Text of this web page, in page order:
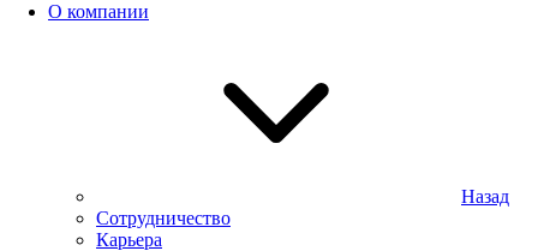
О компании
Назад
Сотрудничество
Карьера